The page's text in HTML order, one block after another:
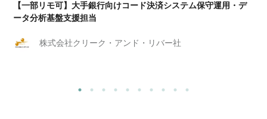
【一部リモ可】大手銀行向けコード決済システム保守運用・デ
ータ分析基盤支援担当
株式会社クリーク・アンド・リバー社